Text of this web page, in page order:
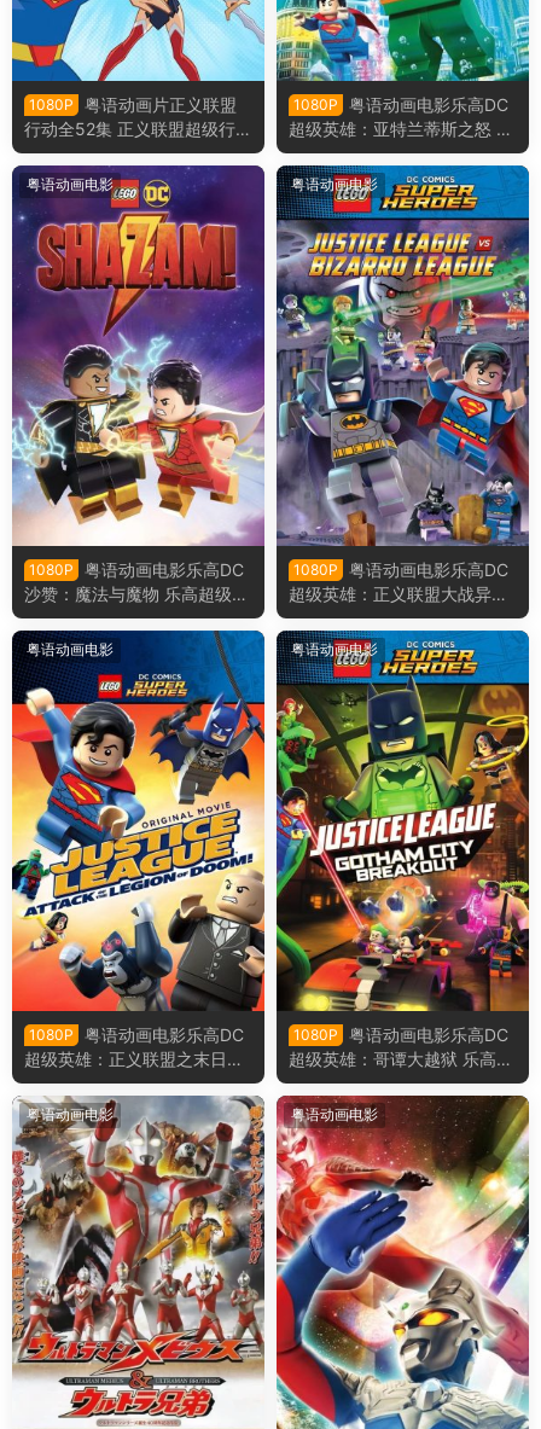
1080P
粤语动画片正义联盟
行动全52集 正义联盟超级行动
粤语版
1080P
粤语动画电影乐高DC
超级英雄：亚特兰蒂斯之怒 乐
高DC超级英雄︰水行侠︰亚特
兰提斯之怒粤语版
粤语动画电影
1080P
粤语动画电影乐高DC
沙赞：魔法与魔物 乐高超级英
雄沙赞：魔法与魔物粤语版
粤语动画电影
1080P
粤语动画电影乐高DC
超级英雄：正义联盟大战异魔
联盟 乐高超级英雄：正义联盟
对比扎罗联盟粤语版
粤语动画电影
1080P
粤语动画电影乐高DC
超级英雄：正义联盟之末日军
团的进攻 乐高正义联盟：毁灭
军团来袭粤语版
粤语动画电影
1080P
粤语动画电影乐高DC
超级英雄：哥谭大越狱 乐高超
级英雄：正义联盟之冲出哥谭
市粤语版
粤语动画电影 粤语动画电影